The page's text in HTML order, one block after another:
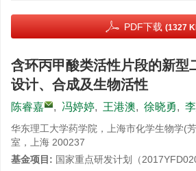
PDF下载 (1327
含环丙甲酸类活性片段的新型
设计、合成及生物活性
陈睿嘉 , 冯婷婷, 王港澳, 徐晓勇,
华东理工大学药学院，上海市化学生物学(
室，上海 200237
基金项目: 国家重点研发计划（